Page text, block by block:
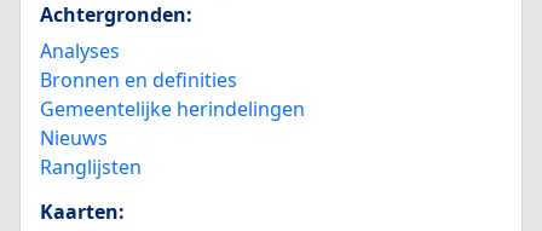
Achtergronden:
Analyses
Bronnen en definities
Gemeentelijke herindelingen
Nieuws
Ranglijsten
Kaarten: